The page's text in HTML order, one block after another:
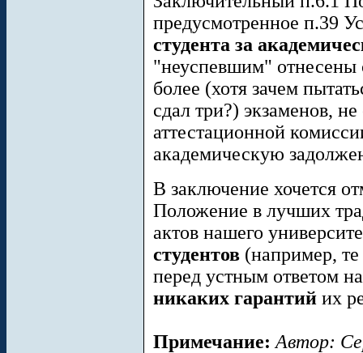
предусмотренное п.39
студента за
"неуспевшим" отнесены
более (хотя зачем
сдал три?) экзаменов,
аттестационной
академическую
В заключение хочется
Положение в лучших
актов нашего
студентов(например, те
перед устным ответом
никаких гарантийих
Примечание: Автор: